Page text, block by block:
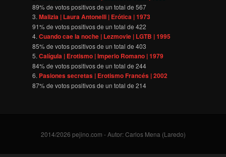
89% de votos positivos de un total de567
Malizia | Laura Antonelli | Erótica | 1973
91% de votos positivos de un total de422
Cuando cae la noche | Lezmovie | LGTB | 1995
85% de votos positivos de un total de403
Calígula | Erotismo | Imperio Romano | 1979
84% de votos positivos de un total de244
Pasiones secretas | Erotismo Francés | 2002
87% de votos positivos de un total de214
2014/2026 pejino.com - Autor: Carlos Mena (Laredo)